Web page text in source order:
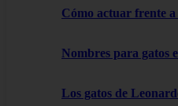
Cómo actuar frente
Nombres para gatos
Los gatos de